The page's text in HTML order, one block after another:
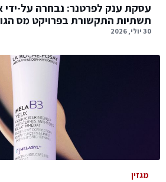
עסקת ענק לפרטנר: נבחרה על-
תשתיות התקשורת בפרויקט מס
30 יולי, 2026
מגזין